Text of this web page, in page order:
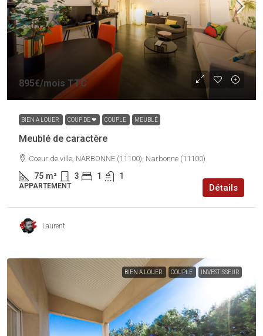
895€/mois TTC
BIEN A LOUER COUP DE ❤ COUPLE MEUBLÉ
Meublé de caractère
Coeur de ville, NARBONNE (11100), Narbonne (11100)
75 m² 3 1 1
APPARTEMENT Détails
Laurent
BIEN A LOUER COUPLE INVESTISSEUR